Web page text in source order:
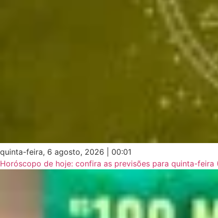
quinta-feira, 6 agosto, 2026 | 00:01
Horóscopo de hoje: confira as previsões para quinta-feira